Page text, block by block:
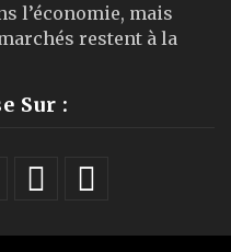
l’économie, mais
restent à la
Sur :